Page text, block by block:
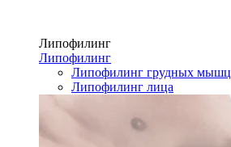
Липофилинг
Липофилинг
Липофилинг грудных мышц
Липофилинг лица